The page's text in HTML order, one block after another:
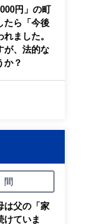
円」の町
たら「今後
ました。
が、法的な
か？
間
は父の「家
けていま